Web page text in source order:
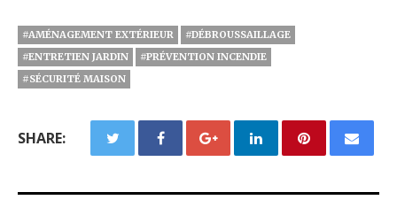
#AMÉNAGEMENT EXTÉRIEUR
#DÉBROUSSAILLAGE
#ENTRETIEN JARDIN
#PRÉVENTION INCENDIE
#SÉCURITÉ MAISON
SHARE: